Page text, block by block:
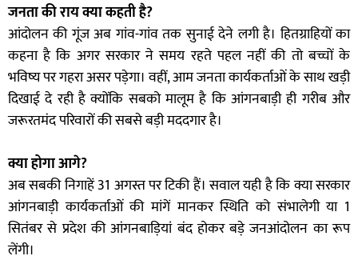
जनता की राय क्या कहती है?
आंदोलन की गूंज अब गांव-गांव तक सुनाई देने लगी है। हितग्राहियों का
कहना है कि अगर सरकार ने समय रहते पहल नहीं की तो बच्चों के
भविष्य पर गहरा असर पड़ेगा। वहीं, आम जनता कार्यकर्ताओं के साथ खड़ी
दिखाई दे रही है क्योंकि सबको मालूम है कि आंगनबाड़ी ही गरीब और
जरूरतमंद परिवारों की सबसे बड़ी मददगार है।
क्या होगा आगे?
अब सबकी निगाहें 31 अगस्त पर टिकी हैं। सवाल यही है कि क्या सरकार
आंगनबाड़ी कार्यकर्ताओं की मांगें मानकर स्थिति को संभालेगी या 1
सितंबर से प्रदेश की आंगनबाड़ियां बंद होकर बड़े जनआंदोलन का रूप
लेंगी।